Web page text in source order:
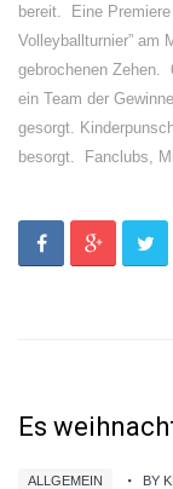
bereit. Eine
Volleyballturnier” am
gebrochenen Zehen.
ein Team der
gesorgt.
besorgt. Fanclubs,
Es
ALLGEMEIN BY